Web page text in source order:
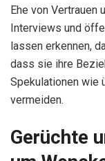
Ehe von
Interviews und
lassen erkennen,
dass sie ihre
Spekulationen wie
vermeiden.
Gerüchte